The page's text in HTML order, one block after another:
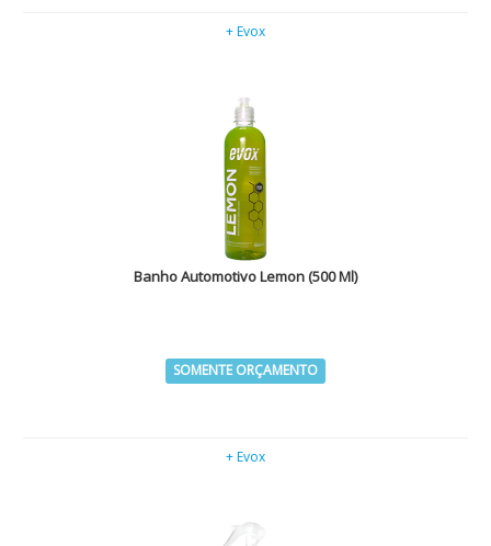
+ Evox
Banho Automotivo Lemon (500 Ml)
SOMENTE ORÇAMENTO
+ Evox